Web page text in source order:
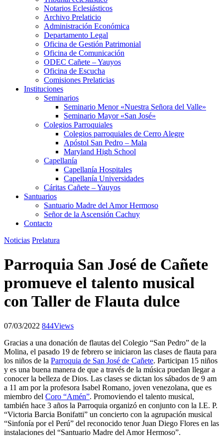
Notarios Eclesiásticos
Archivo Prelaticio
Administración Económica
Departamento Legal
Oficina de Gestión Patrimonial
Oficina de Comunicación
ODEC Cañete – Yauyos
Oficina de Escucha
Comisiones Prelaticias
Instituciones
Seminarios
Seminario Menor «Nuestra Señora del Valle»
Seminario Mayor «San José»
Colegios Parroquiales
Colegios parroquiales de Cerro Alegre
Apóstol San Pedro – Mala
Maryland High School
Capellanía
Capellanía Hospitales
Capellanía Universidades
Cáritas Cañete – Yauyos
Santuarios
Santuario Madre del Amor Hermoso
Señor de la Ascensión Cachuy
Contacto
Noticias Prelatura
Parroquia San José de Cañete
promueve el talento musical
con Taller de Flauta dulce
07/03/2022 844Views
Gracias a una donación de flautas del Colegio “San Pedro” de la
Molina, el pasado 19 de febrero se iniciaron las clases de flauta para
los niños de la Parroquia de San José de Cañete. Participan 15 niños
y es una buena manera de que a través de la música puedan llegar a
conocer la belleza de Dios. Las clases se dictan los sábados de 9 am
a 11 am por la profesora Isabel Romano, joven venezolana, que es
miembro del Coro “Amén”. Promoviendo el talento musical,
también hace 3 años la Parroquia organizó en conjunto con la I.E. P.
“Victoria Barcia Bonifatti” un concierto con la agrupación musical
“Sinfonía por el Perú” del reconocido tenor Juan Diego Flores en las
instalaciones del “Santuario Madre del Amor Hermoso”.